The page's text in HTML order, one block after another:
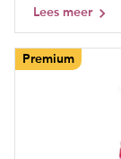
Lees meer
Premium